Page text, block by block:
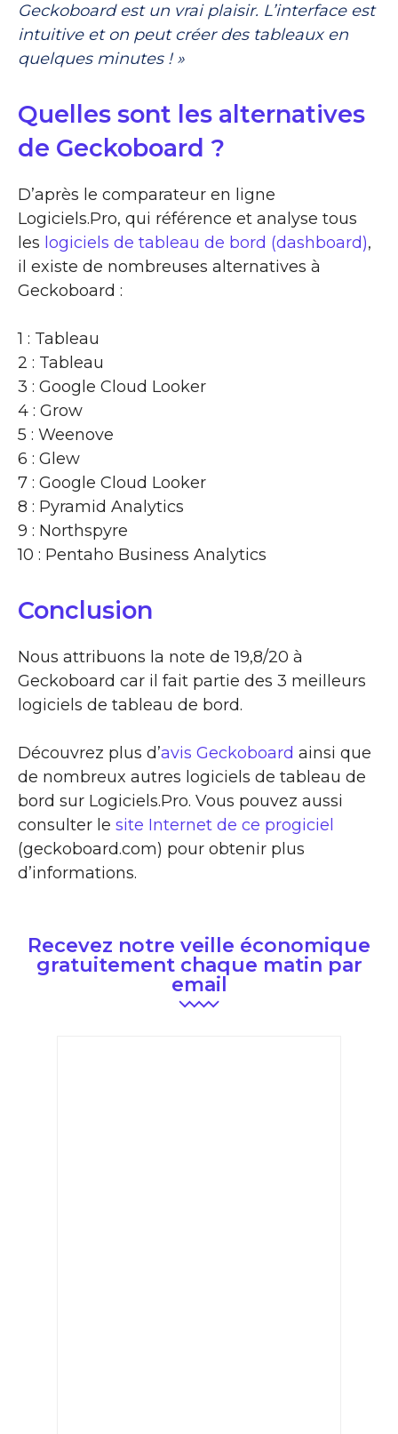
Geckoboard est un vrai plaisir. L’interface est
intuitive et on peut créer des tableaux en
quelques minutes ! »
Quelles sont les alternatives
de Geckoboard ?
D’après le comparateur en ligne
Logiciels.Pro, qui référence et analyse tous
les logiciels de tableau de bord (dashboard),
il existe de nombreuses alternatives à
Geckoboard :
1 : Tableau
2 : Tableau
3 : Google Cloud Looker
4 : Grow
5 : Weenove
6 : Glew
7 : Google Cloud Looker
8 : Pyramid Analytics
9 : Northspyre
10 : Pentaho Business Analytics
Conclusion
Nous attribuons la note de 19,8/20 à
Geckoboard car il fait partie des 3 meilleurs
logiciels de tableau de bord.
Découvrez plus d’avis Geckoboard ainsi que
de nombreux autres logiciels de tableau de
bord sur Logiciels.Pro. Vous pouvez aussi
consulter le site Internet de ce progiciel
(geckoboard.com) pour obtenir plus
d’informations.
Recevez notre veille économique
gratuitement chaque matin par
email